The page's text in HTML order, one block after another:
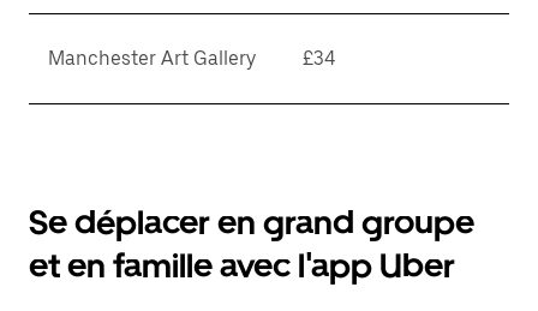
Manchester Art Gallery £34
Se déplacer en grand groupe
et en famille avec l'app Uber